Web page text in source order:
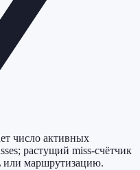
число активных
растущий miss-счётчик
или маршрутизацию.